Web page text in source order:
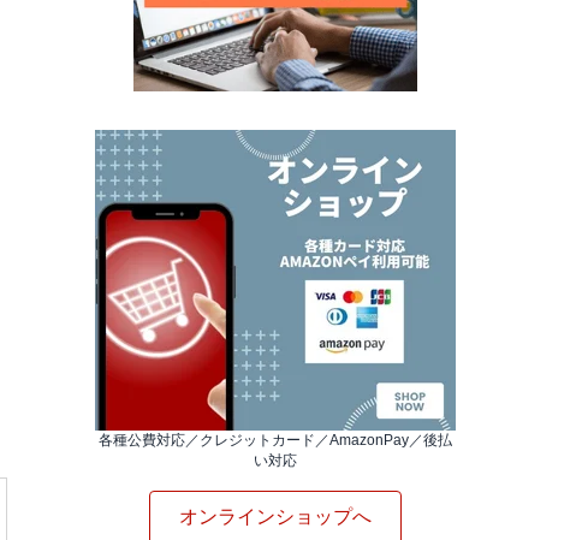
各種公費対応／クレジットカード／AmazonPay／後払
い対応
オンラインショップへ